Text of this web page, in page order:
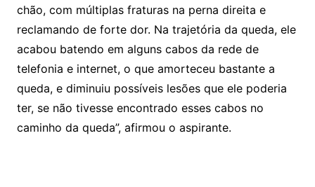
chão, com múltiplas fraturas na perna direita e
reclamando de forte dor. Na trajetória da queda, ele
acabou batendo em alguns cabos da rede de
telefonia e internet, o que amorteceu bastante a
queda, e diminuiu possíveis lesões que ele poderia
ter, se não tivesse encontrado esses cabos no
caminho da queda”, afirmou o aspirante.